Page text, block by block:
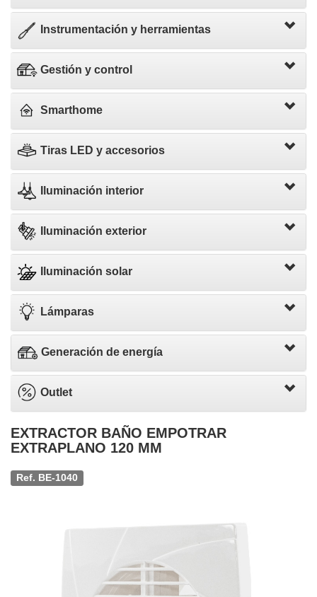
Instrumentación y herramientas
Gestión y control
Smarthome
Tiras LED y accesorios
Iluminación interior
Iluminación exterior
Iluminación solar
Lámparas
Generación de energía
Outlet
EXTRACTOR BAÑO EMPOTRAR
EXTRAPLANO 120 MM
Ref. BE-1040